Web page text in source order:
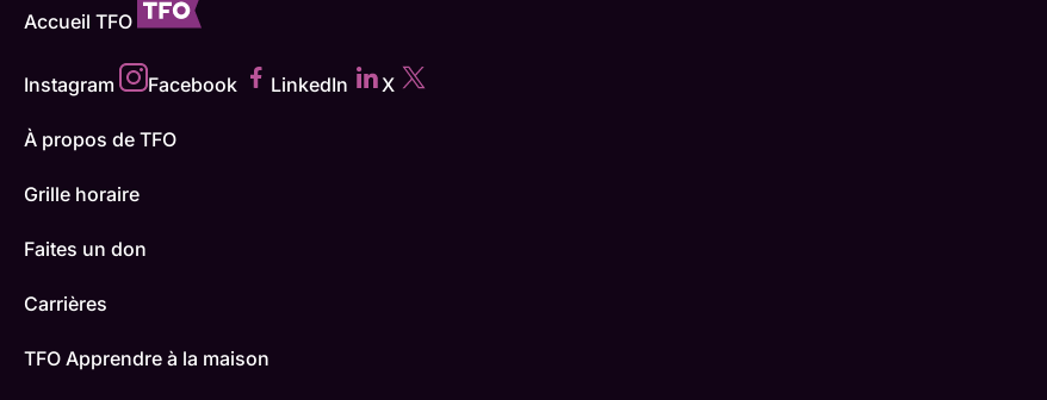
Accueil TFO
Instagram Facebook LinkedIn X
À propos de TFO
Grille horaire
Faites un don
Carrières
TFO Apprendre à la maison